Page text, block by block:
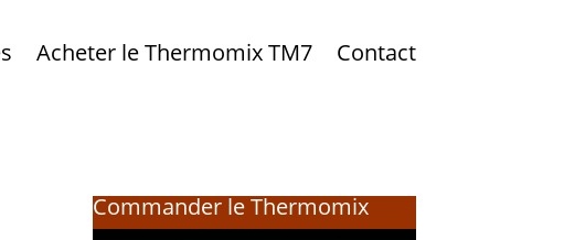
Acheter le Thermomix TM7 Contact
Commander le Thermomix